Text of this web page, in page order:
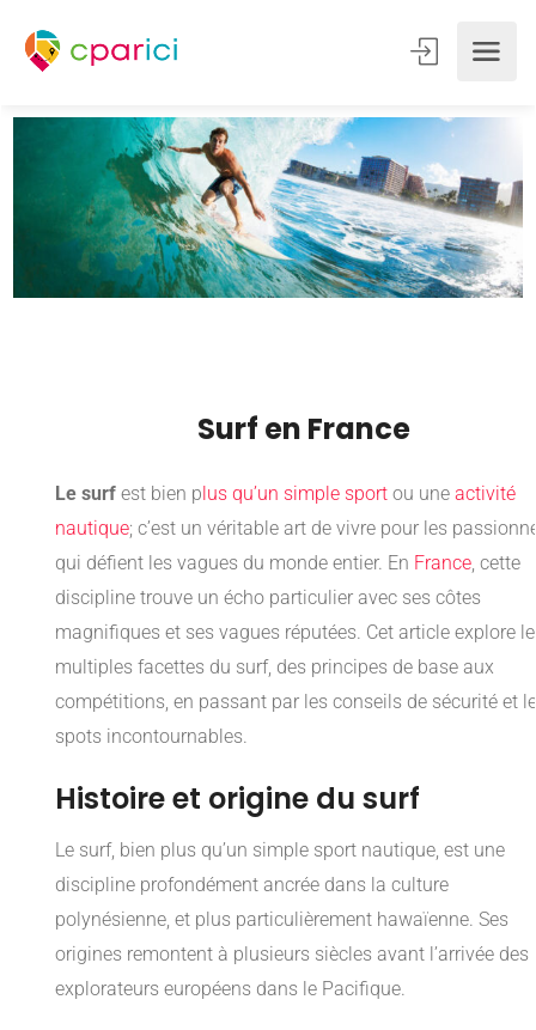
Surf en France
Le surf est bien plus qu’un simple sport ou une activité
nautique; c’est un véritable art de vivre pour les
qui défient les vagues du monde entier. En France , cette
discipline trouve un écho particulier avec ses côtes
magnifiques et ses vagues réputées. Cet article explore
multiples facettes du surf, des principes de base aux
compétitions, en passant par les conseils de sécurité et
spots incontournables.
Histoire et origine du surf
Le surf, bien plus qu’un simple sport nautique, est une
discipline profondément ancrée dans la culture
polynésienne, et plus particulièrement hawaïenne. Ses
origines remontent à plusieurs siècles avant l’arrivée des
explorateurs européens dans le Pacifique.